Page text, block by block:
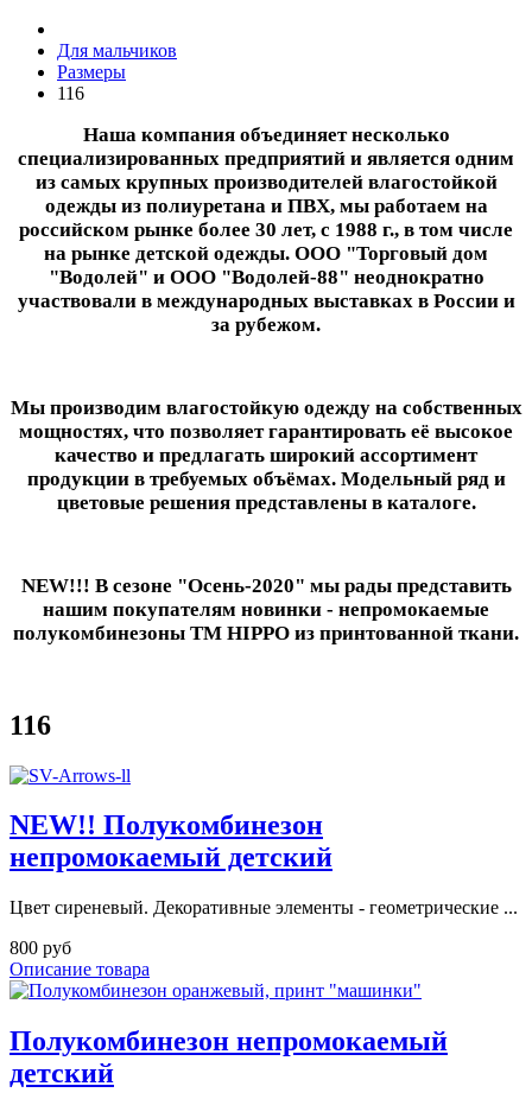
Для мальчиков
Размеры
116
Наша компания объединяет несколько
специализированных предприятий и является одним
из самых крупных производителей влагостойкой
одежды из полиуретана и ПВХ, мы работаем на
российском рынке более 30 лет, с 1988 г., в том числе
на рынке детской одежды. ООО "Торговый дом
"Водолей" и ООО "Водолей-88" неоднократно
участвовали в международных выставках в России и
за рубежом.
Мы производим влагостойкую одежду на собственных
мощностях, что позволяет гарантировать её высокое
качество и предлагать широкий ассортимент
продукции в требуемых объёмах. Модельный ряд и
цветовые решения представлены в каталоге.
NEW!!! В сезоне "Осень-2020" мы рады представить
нашим покупателям новинки - непромокаемые
полукомбинезоны ТМ HIPPO из принтованной ткани.
116
NEW!! Полукомбинезон
непромокаемый детский
Цвет сиреневый. Декоративные элементы - геометрические ...
800 руб
Описание товара
Полукомбинезон непромокаемый
детский